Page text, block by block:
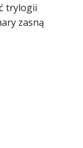
trylogii
zasną